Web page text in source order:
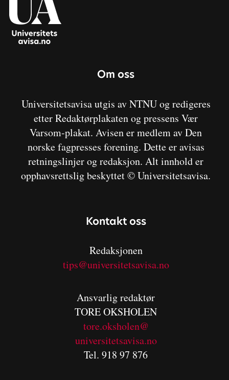
Om oss
Universitetsavisa utgis av NTNU og redigeres
etter Redaktørplakaten og pressens Vær
Varsom-plakat. Avisen er medlem av Den
norske fagpresses forening. Dette er avisas
retningslinjer og redaksjon. Alt innhold er
opphavsrettslig beskyttet © Universitetsavisa.
Kontakt oss
Redaksjonen
tips@universitetsavisa.no
Ansvarlig redaktør
TORE OKSHOLEN
tore.oksholen@
universitetsavisa.no
Tel. 918 97 876